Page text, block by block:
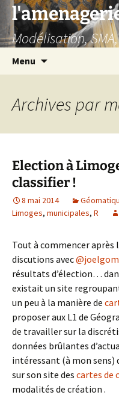
Aller
contenu
Modélisation,
Menu
Archives par
Election à
classifier !
8 mai 2014
Limoges, municipales, R
Tout à commencer après
discutions avec
résultats d’élection…
existait un site
un peu à la manière de
proposer aux L1 de
de travailler sur la
données brûlantes
intéressant (à mon sens)
sur son site des cartes de
modalités de création .